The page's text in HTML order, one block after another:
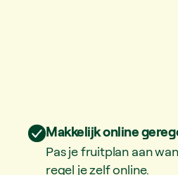
Makkelijk online
Pas je fruitplan aan
regel je zelf online.